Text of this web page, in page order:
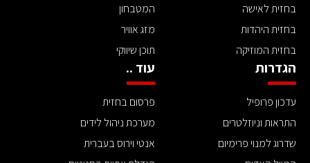
בחזית לאישה
בחזית היהדות
בחזית המוזיקה
המטבחון
מזג אוויר
תוכן שיווקי
הגדרות
עדכון פרופיל
התראות וניוזלטרים
שדרוג למנוי פרימיום
עוד ..
פרסום בחזית
מערכת ניהול לידים
אנטי וירוס בעברית